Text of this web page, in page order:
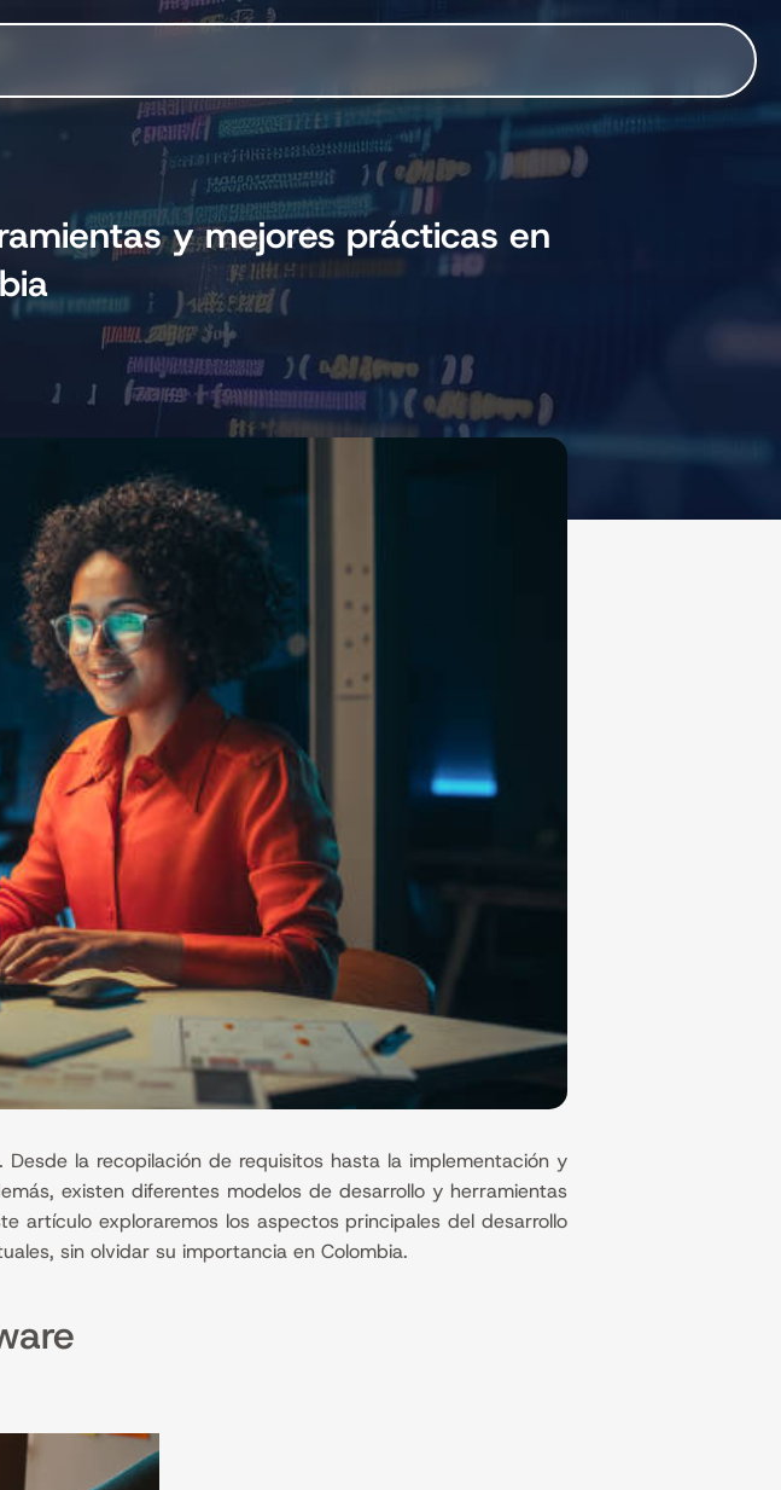
y mejores prácticas en
la recopilación de requisitos hasta la implementación y
existen diferentes modelos de desarrollo y herramientas
artículo exploraremos los aspectos principales del desarrollo
sin olvidar su importancia en Colombia.